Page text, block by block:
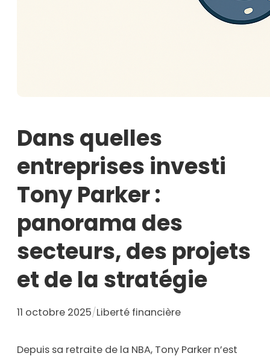
Dans quelles
entreprises investi
Tony Parker :
panorama des
secteurs, des projets
et de la stratégie
11 octobre 2025/Liberté financière
Depuis sa retraite de la NBA, Tony Parker n’est